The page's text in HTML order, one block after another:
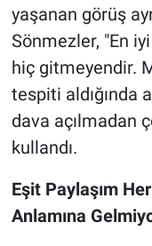
yaşanan görüş
Sönmezler, "En
hiç gitmeyendir.
tespiti aldığında
dava açılmadan
kullandı.
Eşit Paylaşım
Anlamına